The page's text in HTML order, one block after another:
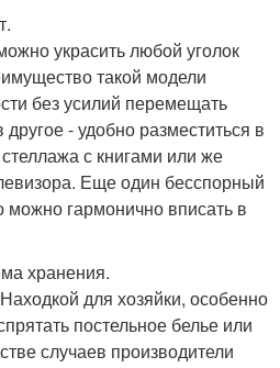
украсить любой уголок
такой модели
без усилий перемещать
- удобно разместиться в
с книгами или же
Еще один бесспорный
гармонично вписать в
хранения.
для хозяйки, особенно
постельное белье или
случаев производители